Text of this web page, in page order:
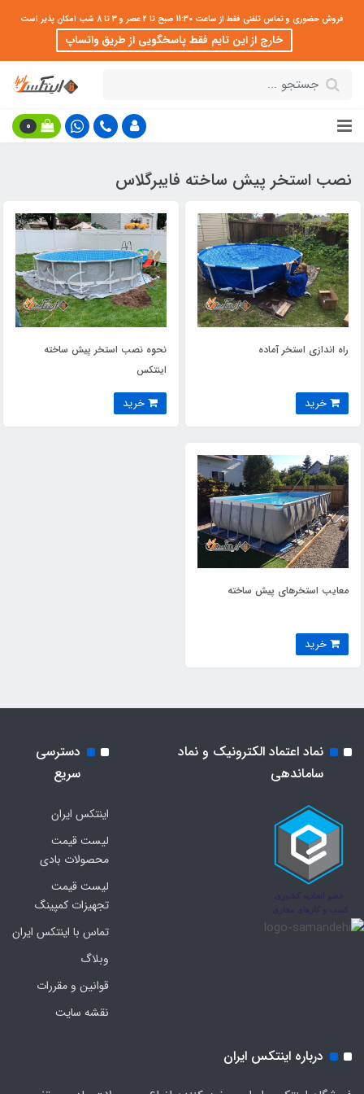
فروش حضوری و تماس تلفنی فقط از ساعت 11:30 صبح تا 2 عصر و 3 تا 8 شب امکان پذیر است
خارج از این تایم فقط پاسخگویی از طریق واتساپ
0
نصب استخر پیش ساخته فایبرگلاس
راه اندازی استخر آماده
نحوه نصب استخر پیش ساخته
اینتکس
معایب استخرهای پیش ساخته
نماد اعتماد الکترونیک و نماد
ساماندهی
دسترسی
سریع
اینتکس ایران
لیست قیمت
محصولات بادی
لیست قیمت
تجهیزات کمپینگ
تماس با اینتکس ایران
وبلاگ
قوانین و مقررات
نقشه سایت
درباره اینتکس ایران